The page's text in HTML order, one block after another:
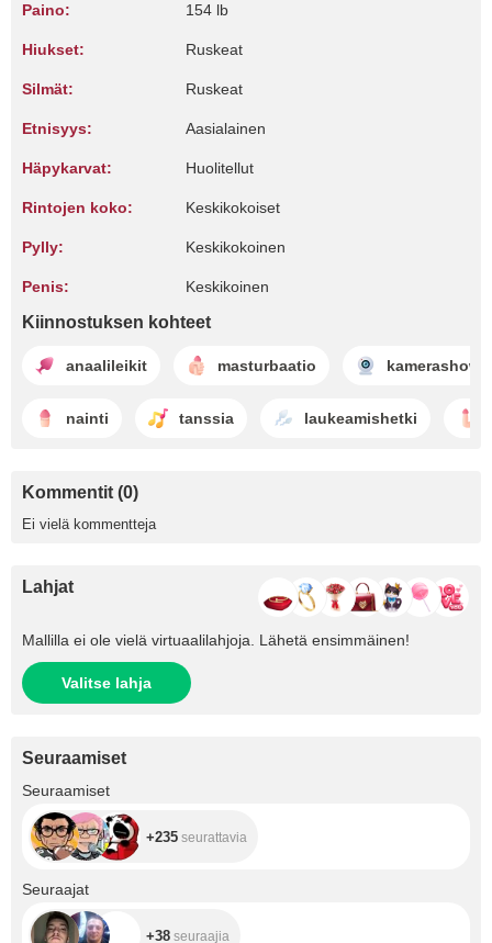
Paino: 154 lb
Hiukset: Ruskeat
Silmät: Ruskeat
Etnisyys: Aasialainen
Häpykarvat: Huolitellut
Rintojen koko: Keskikokoiset
Pylly: Keskikokoinen
Penis: Keskikoinen
Kiinnostuksen kohteet
anaalileikit masturbaatio kamerashow
nainti tanssia laukeamishetki
Kommentit (0)
Ei vielä kommentteja
Lahjat
Mallilla ei ole vielä virtuaalilahjoja. Lähetä ensimmäinen!
Valitse lahja
Seuraamiset
Seuraamiset
+235 seurattavia
Seuraajat
+38 seuraajia